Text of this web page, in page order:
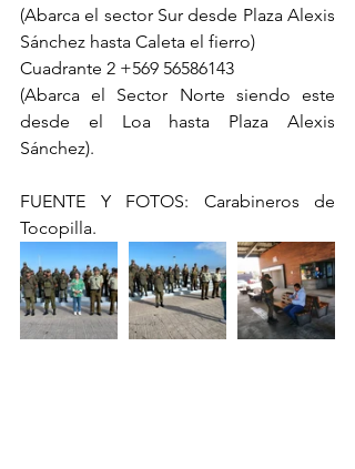
(Abarca el sector Sur desde Plaza Alexis
Sánchez hasta Caleta el fierro)
Cuadrante 2 +569 56586143
(Abarca el Sector Norte siendo este
desde el Loa hasta Plaza Alexis
Sánchez).
FUENTE Y FOTOS: Carabineros de
Tocopilla.